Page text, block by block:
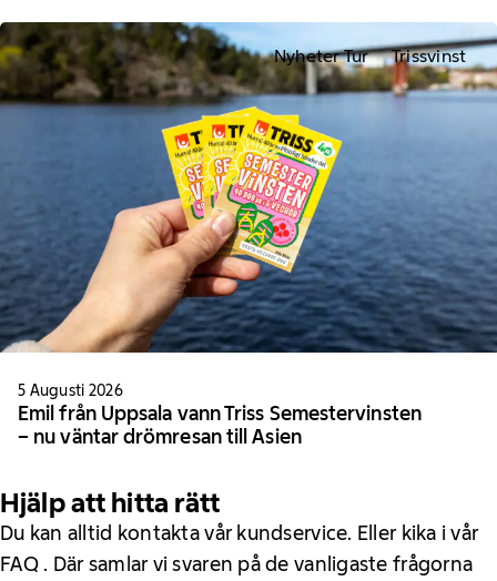
Nyheter Tur Trissvinst
5 Augusti 2026
Emil från Uppsala vann Triss Semestervinsten
– nu väntar drömresan till Asien
Hjälp att hitta rätt
Du kan alltid kontakta vår kundservice. Eller kika i vår
FAQ . Där samlar vi svaren på de vanligaste frågorna